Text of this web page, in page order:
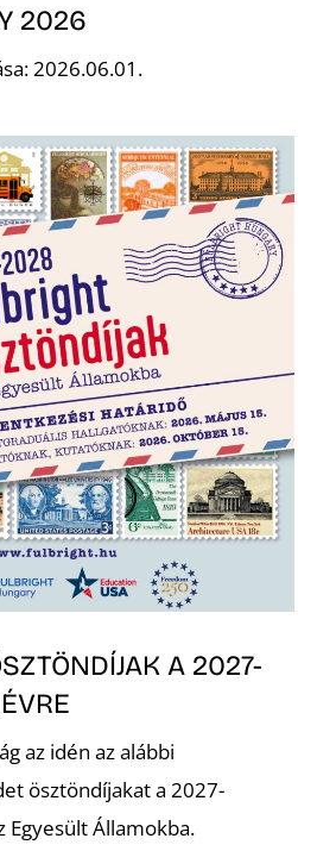
2026
2026.06.01.
A 2027-
az idén az alábbi
ösztöndíjakat a 2027-
Egyesült Államokba.